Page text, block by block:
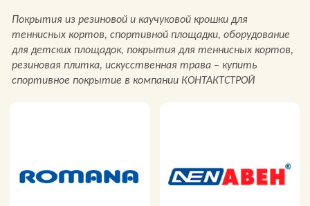
Покрытия из резиновой и каучуковой крошки для
теннисных кортов, спортивной площадки, оборудование
для детских площадок, покрытия для теннисных кортов,
резиновая плитка, искусственная трава – купить
спортивное покрытие в компании КОНТАКТСТРОЙ